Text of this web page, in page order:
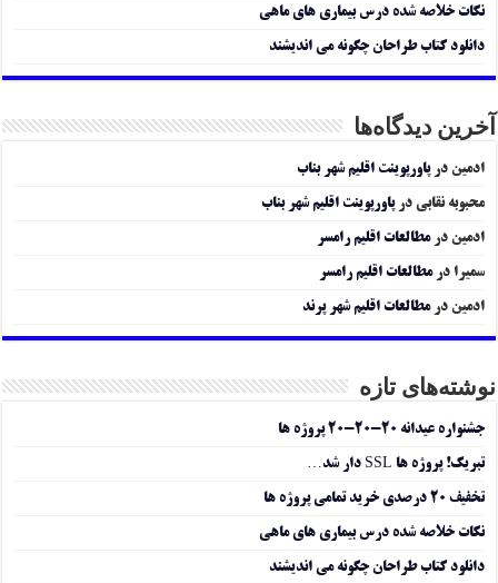
نکات خلاصه شده درس بیماری های ماهی
دانلود کتاب طراحان چگونه می اندیشند
آخرین دیدگاه‌ها
ادمین درپاورپوینت اقلیم شهر بناب
محبوبه نقابی درپاورپوینت اقلیم شهر بناب
ادمین درمطالعات اقلیم رامسر
سمیرا درمطالعات اقلیم رامسر
ادمین درمطالعات اقلیم شهر پرند
نوشته‌های تازه
جشنواره عیدانه ۲۰-۲۰-۲۰ پروژه ها
تبریک! پروژه ها SSL دار شد…
تخفیف ۲۰ درصدی خرید تمامی پروژه ها
نکات خلاصه شده درس بیماری های ماهی
دانلود کتاب طراحان چگونه می اندیشند